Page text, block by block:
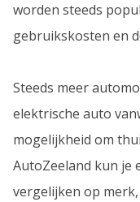
worden steeds
gebruikskosten en
Steeds meer
elektrische auto
mogelijkheid om
AutoZeeland kun je
vergelijken op